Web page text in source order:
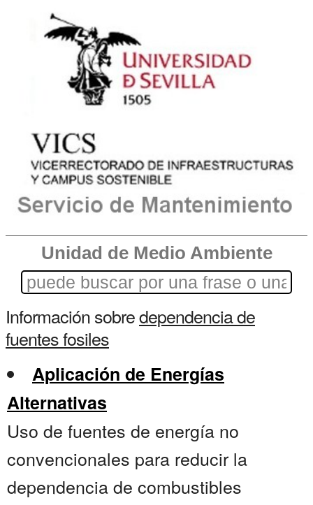
Unidad de Medio Ambiente
Información sobredependencia de
fuentes fosiles
Aplicación de Energías
Alternativas
Uso de fuentes de energía no
convencionales para reducir la
dependencia de combustibles